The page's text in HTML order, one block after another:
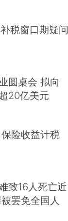
税窗口期疑问
圆桌会 拟向
20亿美元
险收益计税
致16人死亡近
罢免全国人